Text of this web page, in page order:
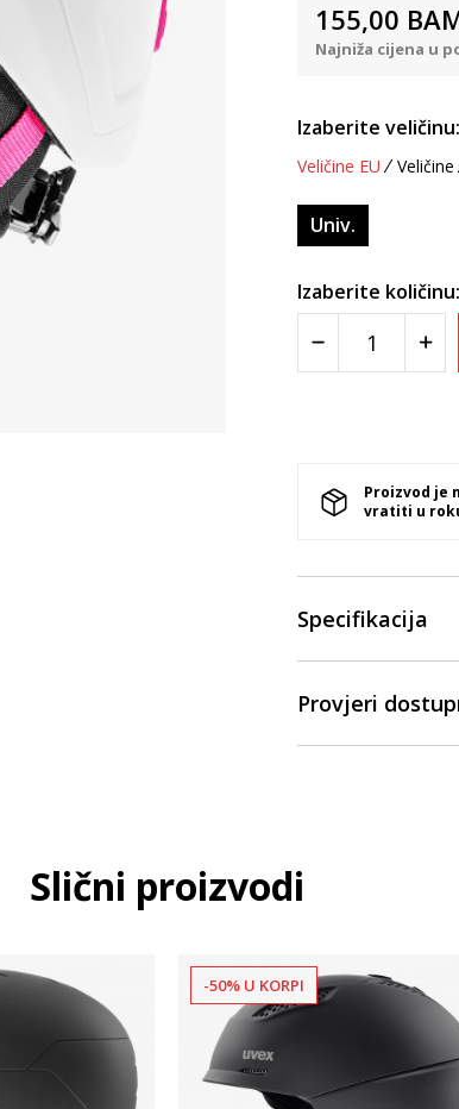
155,00
Najniža cijena u
Izaberite veličinu:
Veličine EU Veličine
Univ.
Izaberite količinu:
Proizvod je
vratiti u
Specifikacija
Provjeri
Slični proizvodi
-50% U KORPI